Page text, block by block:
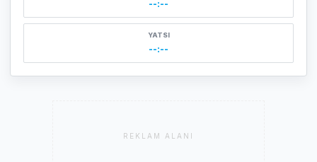
--:--
YATSI
--:--
REKLAM ALANI